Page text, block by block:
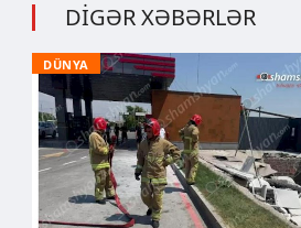
DİGƏR XƏBƏRLƏR
DÜNYA